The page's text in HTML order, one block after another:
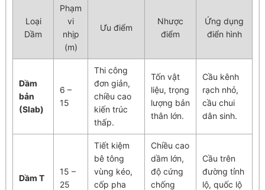
Loại
Dầm
Phạm
vi
nhịp
(m)
Ưu điểm
Nhược
điểm
Ứng dụng
điển hình
Dầm
bản
(Slab)
6 –
15
Thi công
đơn giản,
chiều cao
kiến trúc
thấp.
Tốn vật
liệu, trọng
lượng bản
thân lớn.
Cầu kênh
rạch nhỏ,
cầu chui
dân sinh.
Dầm T
15 –
25
Tiết kiệm
bê tông
vùng kéo,
cốp pha
Chiều cao
dầm lớn,
độ cứng
chống
Cầu trên
đường tỉnh
lộ, quốc lộ